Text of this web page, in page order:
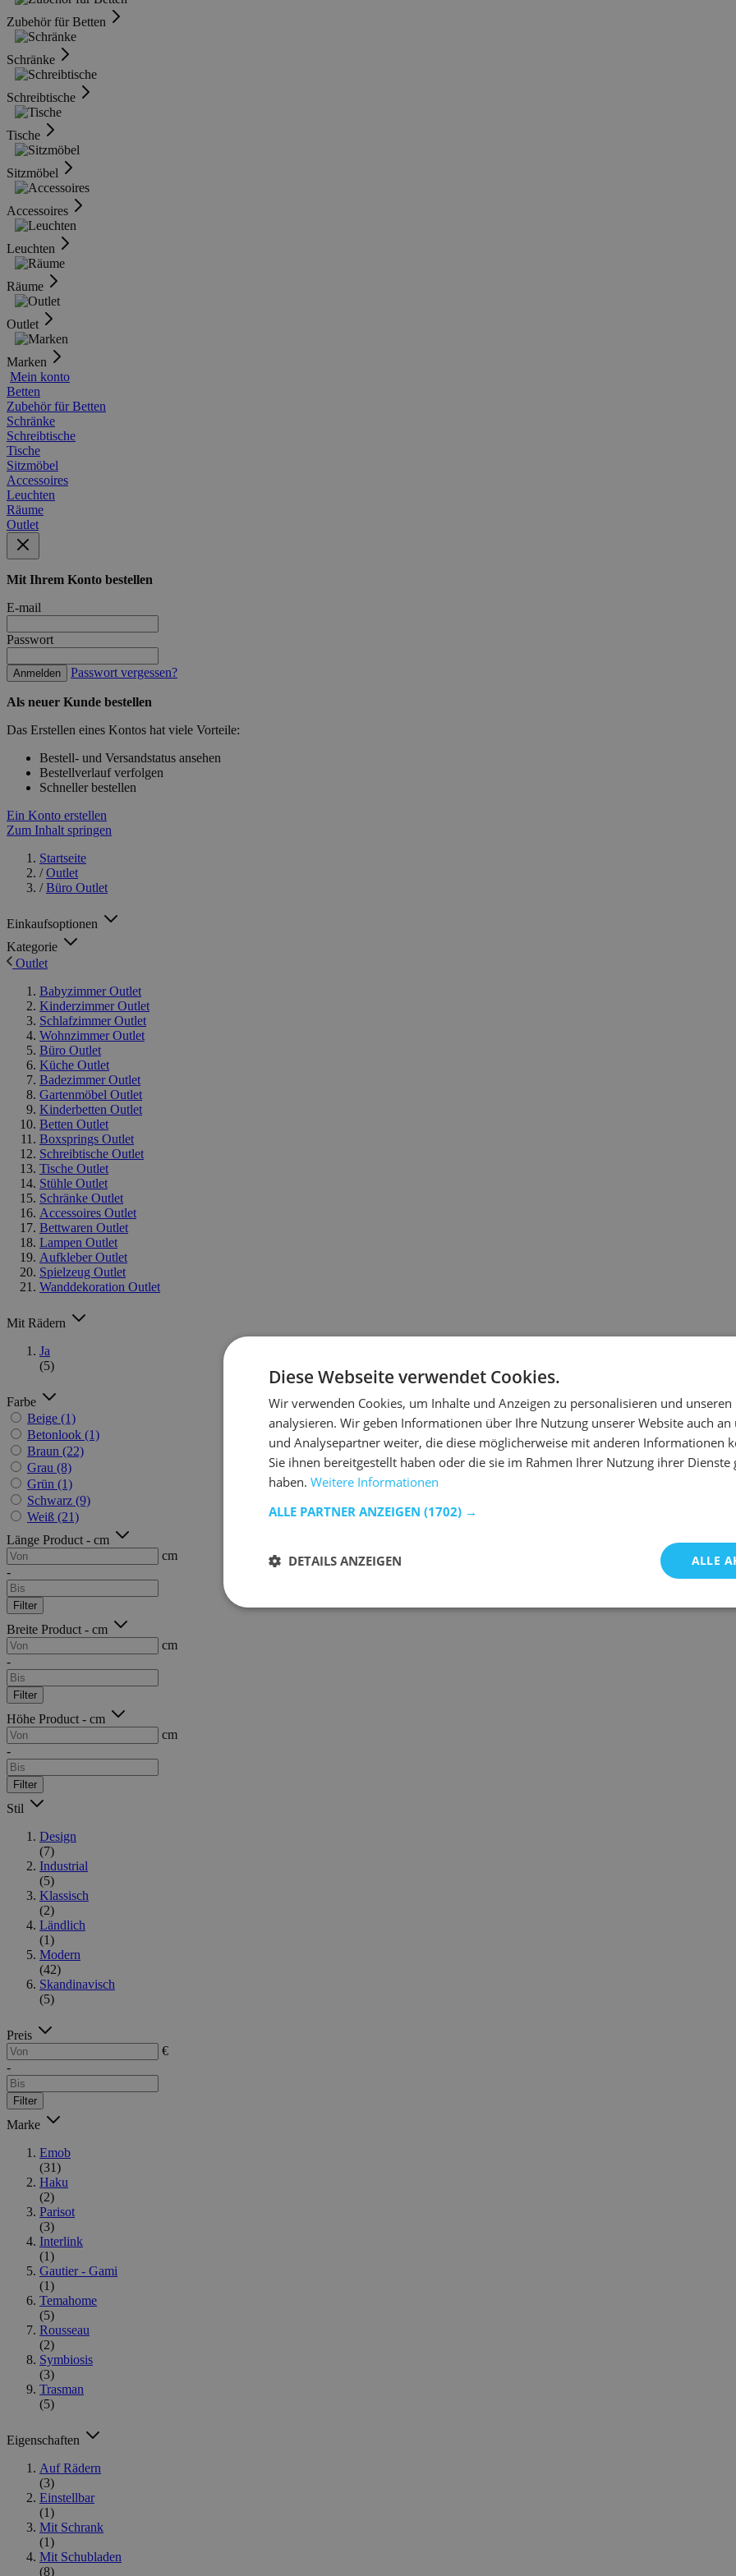
Zubehör für Betten
Schränke
Schreibtische
Tische
Sitzmöbel
Accessoires
Leuchten
Räume
Outlet
Marken
Mein konto
Betten
Zubehör für Betten
Schränke
Schreibtische
Tische
Sitzmöbel
Accessoires
Leuchten
Räume
Outlet
Mit Ihrem Konto bestellen
E-mail
Passwort
Anmelden Passwort vergessen?
Als neuer Kunde bestellen
Das Erstellen eines Kontos hat viele Vorteile:
Bestell- und Versandstatus ansehen
Bestellverlauf verfolgen
Schneller bestellen
Ein Konto erstellen
Zum Inhalt springen
Startseite
/ Outlet
/ Büro Outlet
Einkaufsoptionen
Kategorie
Outlet
Babyzimmer Outlet
Kinderzimmer Outlet
Schlafzimmer Outlet
Wohnzimmer Outlet
Büro Outlet
Küche Outlet
Badezimmer Outlet
Gartenmöbel Outlet
Kinderbetten Outlet
Betten Outlet
Boxsprings Outlet
Schreibtische Outlet
Tische Outlet
Stühle Outlet
Schränke Outlet
Accessoires Outlet
Bettwaren Outlet
Lampen Outlet
Aufkleber Outlet
Spielzeug Outlet
Wanddekoration Outlet
Mit Rädern
Ja
(5)
Farbe
Beige (1)
Betonlook (1)
Braun (22)
Grau (8)
Grün (1)
Schwarz (9)
Weiß (21)
Länge Product - cm
cm
-
Filter
Breite Product - cm
cm
-
Filter
Höhe Product - cm
cm
-
Filter
Stil
Design
(7)
Industrial
(5)
Klassisch
(2)
Ländlich
(1)
Modern
(42)
Skandinavisch
(5)
Preis
€
-
Filter
Marke
Emob
(31)
Haku
(2)
Parisot
(3)
Interlink
(1)
Gautier - Gami
(1)
Temahome
(5)
Rousseau
(2)
Symbiosis
(3)
Trasman
(5)
Eigenschaften
Auf Rädern
(3)
Einstellbar
(1)
Mit Schrank
(1)
Mit Schubladen
(8)
Diese Webseite verwendet Cookies.
Wir verwenden Cookies, um Inhalte und Anzeigen zu personalisieren und
analysieren. Wir geben Informationen über Ihre Nutzung unserer Website auch an
und Analysepartner weiter, die diese möglicherweise mit anderen Informationen
Sie ihnen bereitgestellt haben oder die sie im Rahmen Ihrer Nutzung ihrer Dienste
haben. Weitere Informationen
ALLE PARTNER ANZEIGEN (1702) →
ALLE
DETAILS ANZEIGEN